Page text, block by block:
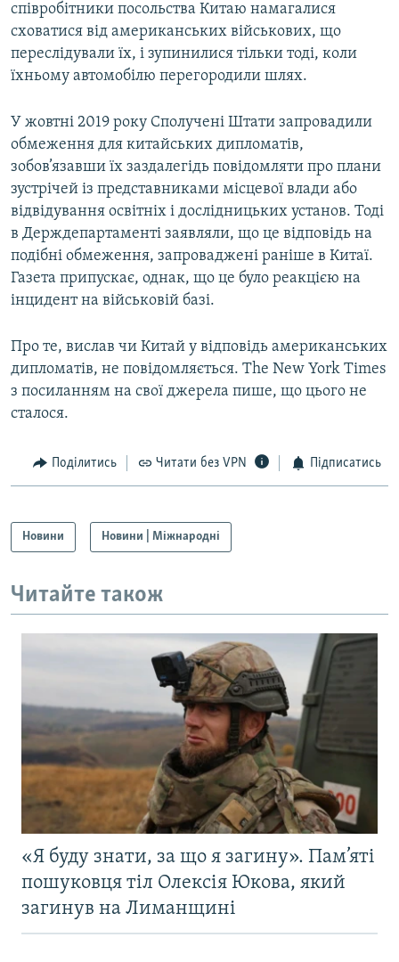
співробітники посольства Китаю намагалися
сховатися від американських військових, що
переслідували їх, і зупинилися тільки тоді, коли
їхньому автомобілю перегородили шлях.
У жовтні 2019 року Сполучені Штати запровадили
обмеження для китайських дипломатів,
зобов’язавши їх заздалегідь повідомляти про плани
зустрічей із представниками місцевої влади або
відвідування освітніх і дослідницьких установ. Тоді
в Держдепартаменті заявляли, що це відповідь на
подібні обмеження, запроваджені раніше в Китаї.
Газета припускає, однак, що це було реакцією на
інцидент на військовій базі.
Про те, вислав чи Китай у відповідь американських
дипломатів, не повідомляється. The New York Times
з посиланням на свої джерела пише, що цього не
сталося.
Поділитись Читати без VPN Підписатись
Новини Новини | Міжнародні
Читайте також
«Я буду знати, за що я загину». Пам’яті
пошуковця тіл Олексія Юкова, який
загинув на Лиманщині